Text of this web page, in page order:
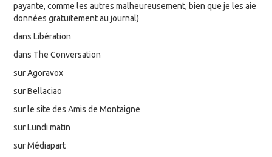
payante, comme les autres malheureusement, bien que je les aie
données gratuitement au journal)
dans Libération
dans The Conversation
sur Agoravox
sur Bellaciao
sur le site des Amis de Montaigne
sur Lundi matin
sur Médiapart